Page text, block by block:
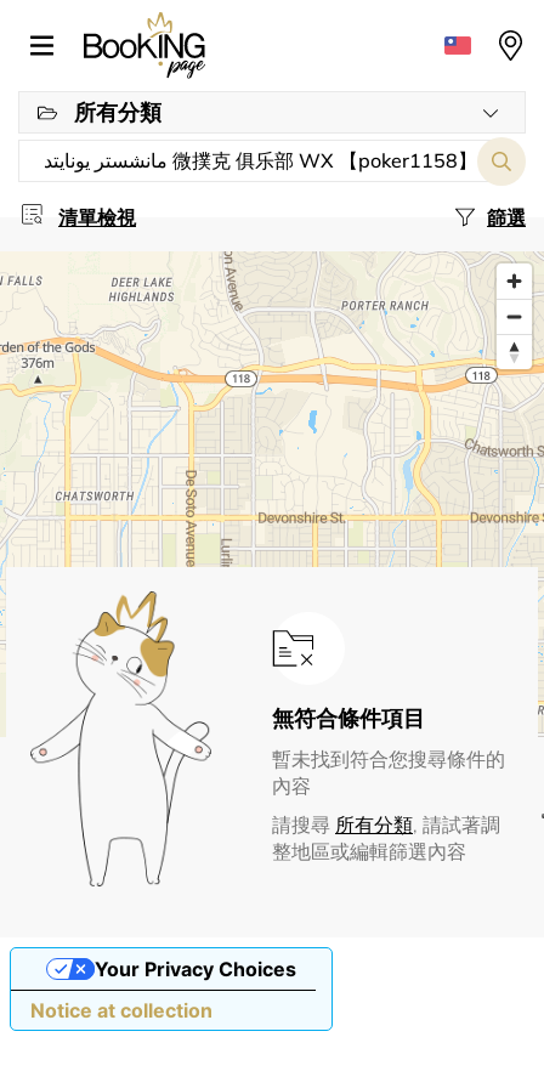
所有分類
篩選
清單檢視
無符合條件項目
暫未找到符合您搜尋條件的
內容
請搜尋 所有分類, 請試著調
整地區或編輯篩選內容
Notice at collection
Your Privacy Choices